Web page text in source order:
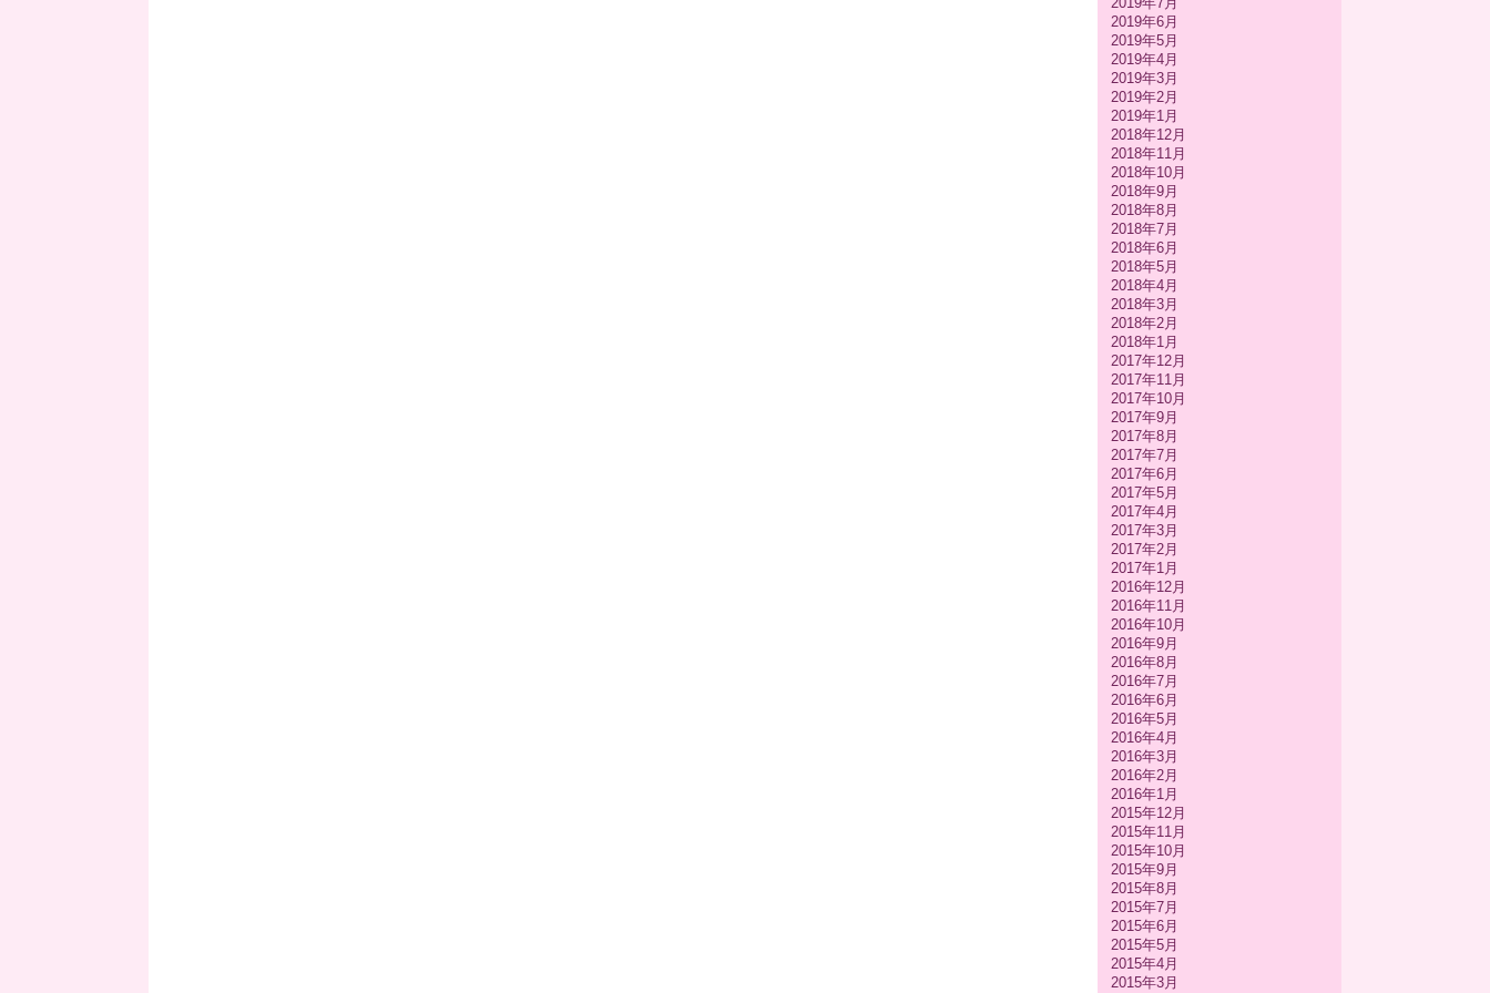
2019年6月
2019年5月
2019年4月
2019年3月
2019年2月
2019年1月
2018年12月
2018年11月
2018年10月
2018年9月
2018年8月
2018年7月
2018年6月
2018年5月
2018年4月
2018年3月
2018年2月
2018年1月
2017年12月
2017年11月
2017年10月
2017年9月
2017年8月
2017年7月
2017年6月
2017年5月
2017年4月
2017年3月
2017年2月
2017年1月
2016年12月
2016年11月
2016年10月
2016年9月
2016年8月
2016年7月
2016年6月
2016年5月
2016年4月
2016年3月
2016年2月
2016年1月
2015年12月
2015年11月
2015年10月
2015年9月
2015年8月
2015年7月
2015年6月
2015年5月
2015年4月
2015年3月